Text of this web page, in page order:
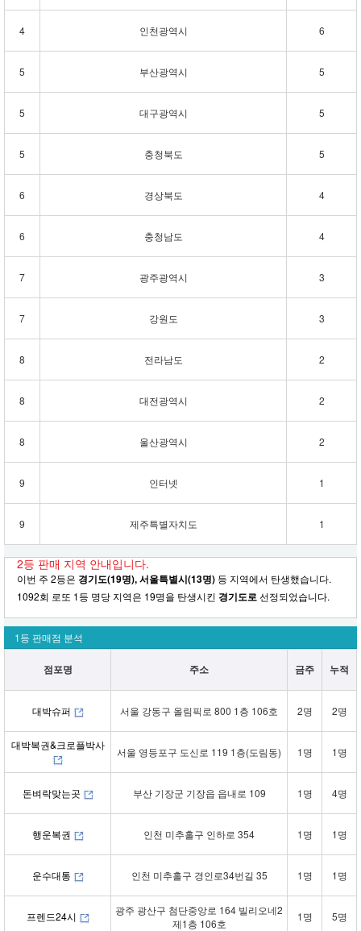
4 인천광역시 6
5 부산광역시 5
5 대구광역시 5
5 충청북도 5
6 경상북도 4
6 충청남도 4
7 광주광역시 3
7 강원도 3
8 전라남도 2
8 대전광역시 2
8 울산광역시 2
9 인터넷 1
9 제주특별자치도 1
2등 판매 지역 안내입니다.
이번 주 2등은 경기도(19명), 서울특별시(13명) 등 지역에서 탄생했습니다.
1092회 로또 1등 명당 지역은 19명을 탄생시킨 경기도로선정되었습니다.
1등 판매점 분석
점포명 주소 금주 누적
대박슈퍼 서울 강동구 올림픽로 800 1층 106호 2명 2명
대박복권&크로플박사
서울 영등포구 도신로 119 1층(도림동) 1명 1명
돈벼락맞는곳 부산 기장군 기장읍 읍내로 109 1명 4명
행운복권 인천 미추홀구 인하로 354 1명 1명
운수대통 인천 미추홀구 경인로34번길 35 1명 1명
프렌드24시
광주 광산구 첨단중앙로 164 빌리오네2
제1층 106호
1명 5명